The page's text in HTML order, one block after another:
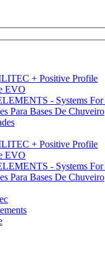
+ Positive Profile
EVO
- Systems For
Para Bases De Chuveiro
+ Positive Profile
EVO
- Systems For
Para Bases De Chuveiro